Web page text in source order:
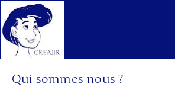
Qui sommes-nous ?